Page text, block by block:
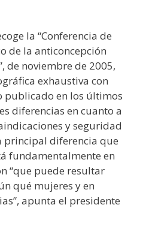
la “Conferencia de
de la anticoncepción
de noviembre de 2005,
exhaustiva con
publicado en los últimos
diferencias en cuanto a
y seguridad
principal diferencia que
fundamentalmente en
“que puede resultar
qué mujeres y en
apunta el presidente